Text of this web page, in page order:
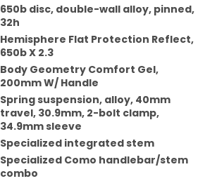
650b disc, double-wall alloy, pinned,
32h
Hemisphere Flat Protection Reflect,
650b X 2.3
Body Geometry Comfort Gel,
200mm W/ Handle
Spring suspension, alloy, 40mm
travel, 30.9mm, 2-bolt clamp,
34.9mm sleeve
Specialized integrated stem
Specialized Como handlebar/stem
combo